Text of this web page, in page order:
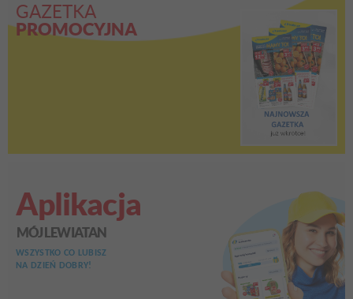
GAZETKA
PROMOCYJNA
Aplikacja
MÓJ LEWIATAN
WSZYSTKO CO LUBISZ
NA DZIEŃ DOBRY!